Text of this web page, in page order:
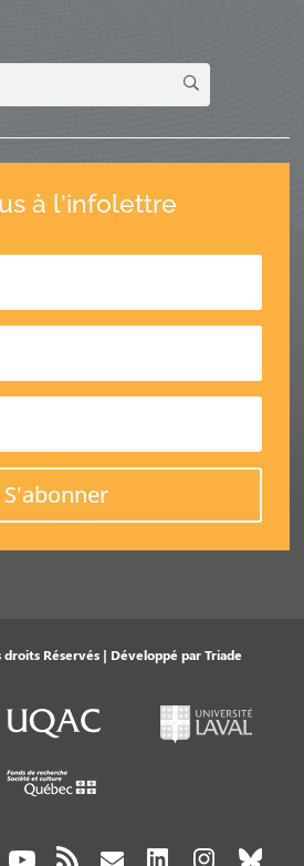
à l'infolettre
S'abonner
droits Réservés | Développé parTriade